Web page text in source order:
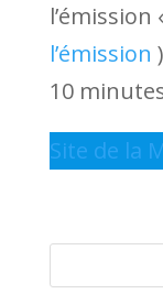
l’émission
l’émission
10
Site de la